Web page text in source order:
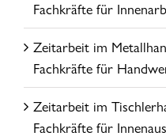
Fachkräfte für
Zeitarbeit im
Fachkräfte für
Zeitarbeit im
Fachkräfte für